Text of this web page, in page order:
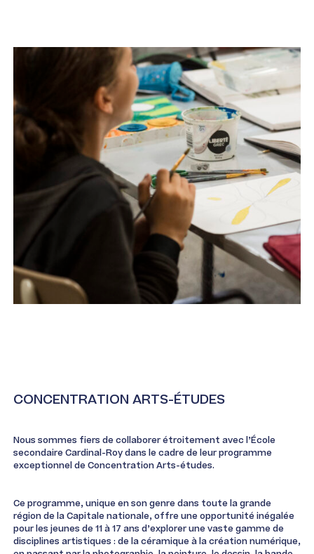
CONCENTRATION ARTS-ÉTUDES
Nous sommes fiers de collaborer étroitement avec l’École
secondaire Cardinal-Roy dans le cadre de leur programme
exceptionnel de Concentration Arts-études.
Ce programme, unique en son genre dans toute la grande
région de la Capitale nationale, offre une opportunité inégalée
pour les jeunes de 11 à 17 ans d’explorer une vaste gamme de
disciplines artistiques : de la céramique à la création numérique,